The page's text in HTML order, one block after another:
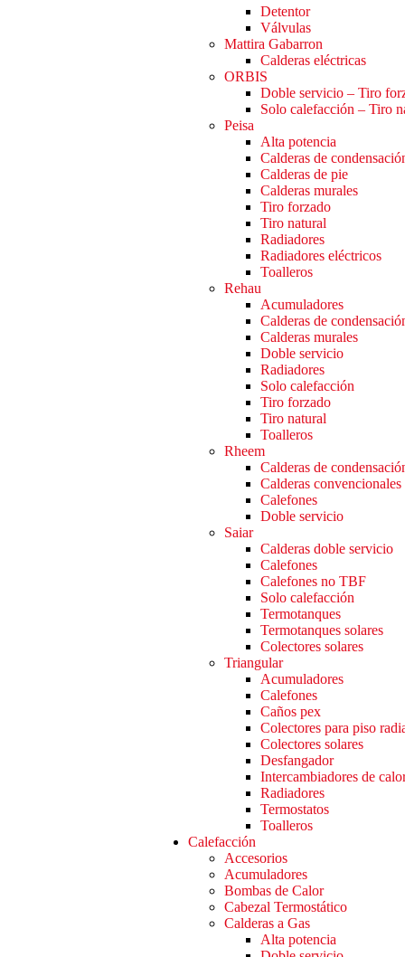
Detentor
Válvulas
Mattira Gabarron
Calderas eléctricas
ORBIS
Doble servicio – Tiro
Solo calefacción – Tiro
Peisa
Alta potencia
Calderas de
Calderas de pie
Calderas murales
Tiro forzado
Tiro natural
Radiadores
Radiadores eléctricos
Toalleros
Rehau
Acumuladores
Calderas de
Calderas murales
Doble servicio
Radiadores
Solo calefacción
Tiro forzado
Tiro natural
Toalleros
Rheem
Calderas de
Calderas convencionales
Calefones
Doble servicio
Saiar
Calderas doble servicio
Calefones
Calefones no TBF
Solo calefacción
Termotanques
Termotanques solares
Colectores solares
Triangular
Acumuladores
Calefones
Caños pex
Colectores para piso
Colectores solares
Desfangador
Intercambiadores de
Radiadores
Termostatos
Toalleros
Calefacción
Accesorios
Acumuladores
Bombas de Calor
Cabezal Termostático
Calderas a Gas
Alta potencia